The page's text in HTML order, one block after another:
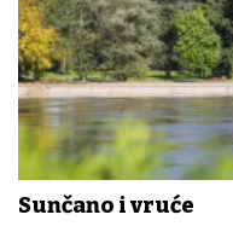
Sunčano i vruće